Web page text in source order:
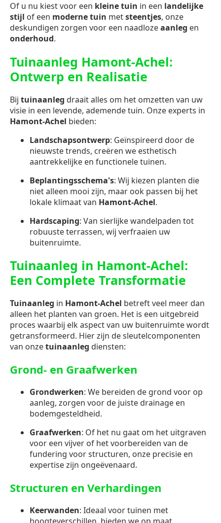
Of u nu kiest voor een kleine tuin in een landelijke
stijl of een moderne tuin metsteentjes, onze
deskundigen zorgen voor een naadlozeaanleg en
onderhoud.
Tuinaanleg Hamont-Achel:
Ontwerp en Realisatie
Bij tuinaanleg draait alles om het omzetten van uw
visie in een levende, ademende tuin. Onze experts in
Hamont-Achel bieden:
Landschapsontwerp: Geïnspireerd door de
nieuwste trends, creëren we esthetisch
aantrekkelijke en functionele tuinen.
Beplantingsschema's: Wij kiezen planten die
niet alleen mooi zijn, maar ook passen bij het
lokale klimaat van Hamont-Achel.
Hardscaping: Van sierlijke wandelpaden tot
robuuste terrassen, wij verfraaien uw
buitenruimte.
Tuinaanleg in Hamont-Achel:
Een Complete Transformatie
Tuinaanleg in Hamont-Achel betreft veel meer dan
alleen het planten van groen. Het is een uitgebreid
proces waarbij elk aspect van uw buitenruimte wordt
getransformeerd. Hier zijn de sleutelcomponenten
van onzetuinaanleg diensten:
Grond- en Graafwerken
Grondwerken: We bereiden de grond voor op
aanleg, zorgen voor de juiste drainage en
bodemgesteldheid.
Graafwerken: Of het nu gaat om het uitgraven
voor een vijver of het voorbereiden van de
fundering voor structuren, onze precisie en
expertise zijn ongeëvenaard.
Structuren en Verhardingen
Keerwanden: Ideaal voor tuinen met